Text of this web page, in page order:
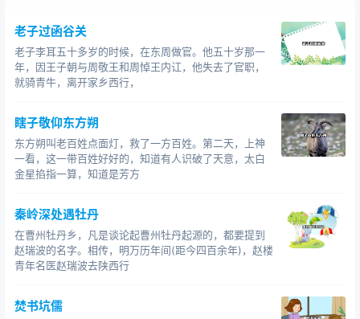
老子过函谷关
老子李耳五十多岁的时候，在东周做官。他五十岁那一
年，因王子朝与周敬王和周悼王内讧，他失去了官职，
就骑青牛，离开家乡西行，
瞎子敬仰东方朔
东方朔叫老百姓点面灯，救了一方百姓。第二天，上神
一看，这一带百姓好好的，知道有人识破了天意，太白
金星掐指一算，知道是芳方
秦岭深处遇牡丹
在曹州牡丹乡，凡是谈论起曹州牡丹起源的，都要提到
赵瑞波的名字。相传，明万历年间(距今四百余年)，赵楼
青年名医赵瑞波去陕西行
焚书坑儒